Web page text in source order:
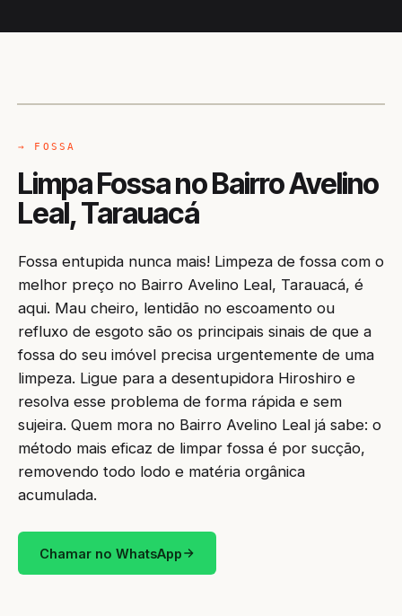
→ FOSSA
Limpa Fossa no Bairro Avelino
Leal, Tarauacá
Fossa entupida nunca mais! Limpeza de fossa com o
melhor preço no Bairro Avelino Leal, Tarauacá, é
aqui. Mau cheiro, lentidão no escoamento ou
refluxo de esgoto são os principais sinais de que a
fossa do seu imóvel precisa urgentemente de uma
limpeza. Ligue para a desentupidora Hiroshiro e
resolva esse problema de forma rápida e sem
sujeira. Quem mora no Bairro Avelino Leal já sabe: o
método mais eficaz de limpar fossa é por sucção,
removendo todo lodo e matéria orgânica
acumulada.
Chamar no WhatsApp